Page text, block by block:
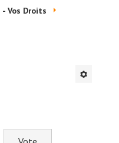
- Vos Droits